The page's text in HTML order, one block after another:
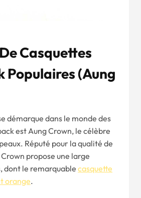
Casquettes
Populaires (Aung
démarque dans le monde des
est Aung Crown, le célèbre
Réputé pour la qualité de
propose une large
dont le remarquable casquette
orange.